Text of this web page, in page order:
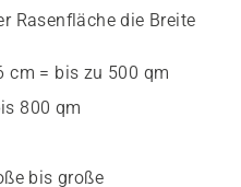
Rasenfläche die Breite
cm = bis zu 500 qm
800 qm
bis große